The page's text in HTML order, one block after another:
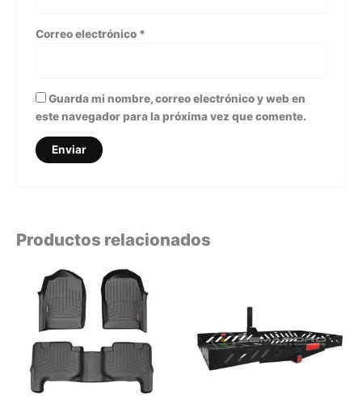
Correo electrónico *
Guarda mi nombre, correo electrónico y web en
este navegador para la próxima vez que comente.
Productos relacionados